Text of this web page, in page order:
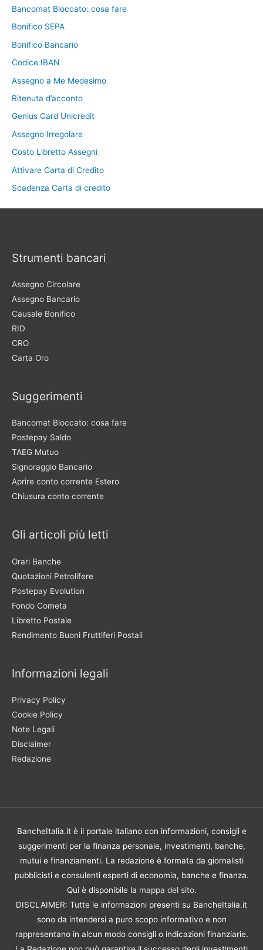
Bancomat Bloccato: cosa fare
Bonifico SEPA
Bonifico Bancario
Codice IBAN
Assegno a Me Medesimo
Ritenuta d’acconto
Genius Card Unicredit
Assegno Irregolare
Costo Libretto Assegni
Attivare Carta di Credito
Scadenza Carta di credito
Strumenti bancari
Assegno Circolare
Assegno Bancario
Causale Bonifico
RID
CRO
Carta Oro
Suggerimenti
Bancomat Bloccato: cosa fare
Postepay Saldo
TAEG Mutuo
Signoraggio Bancario
Aprire conto corrente Estero
Chiusura conto corrente
Gli articoli più letti
Orari Banche
Quotazioni Petrolifere
Postepay Evolution
Fondo Cometa
Libretto Postale
Rendimento Buoni Fruttiferi Postali
Informazioni legali
Privacy Policy
Cookie Policy
Note Legali
Disclaimer
Redazione
BancheItalia.it è il portale italiano con informazioni, consigli e
suggerimenti per la finanza personale, investimenti, banche,
mutui e finanziamenti. La redazione è formata da giornalisti
pubblicisti e consulenti esperti di economia, banche e finanza.
Qui è disponibile la mappa del sito.
DISCLAIMER: Tutte le informazioni presenti su BancheItalia.it
sono da intendersi a puro scopo informativo e non
rappresentano in alcun modo consigli o indicazioni finanziarie.